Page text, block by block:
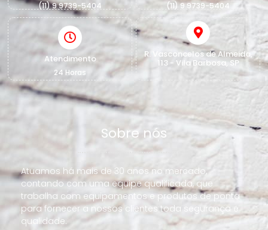
(11) 9 9739-5404 (11) 9 9739-5404
Atendimento
24 Horas
R. Vasconcelos de Almeida,
113 - Vila Barbosa, SP
Sobre nós
Atuamos há mais de 30 anos no mercado,
contando com uma equipe qualificada, que
trabalha com equipamentos e produtos de ponta
para fornecer a nossos clientes toda segurança e
qualidade.